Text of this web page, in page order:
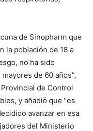
de Sinopharm que
la población de 18 a
no ha sido
de 60 años”,
de Control
y añadió que “es
avanzar en esa
del Ministerio